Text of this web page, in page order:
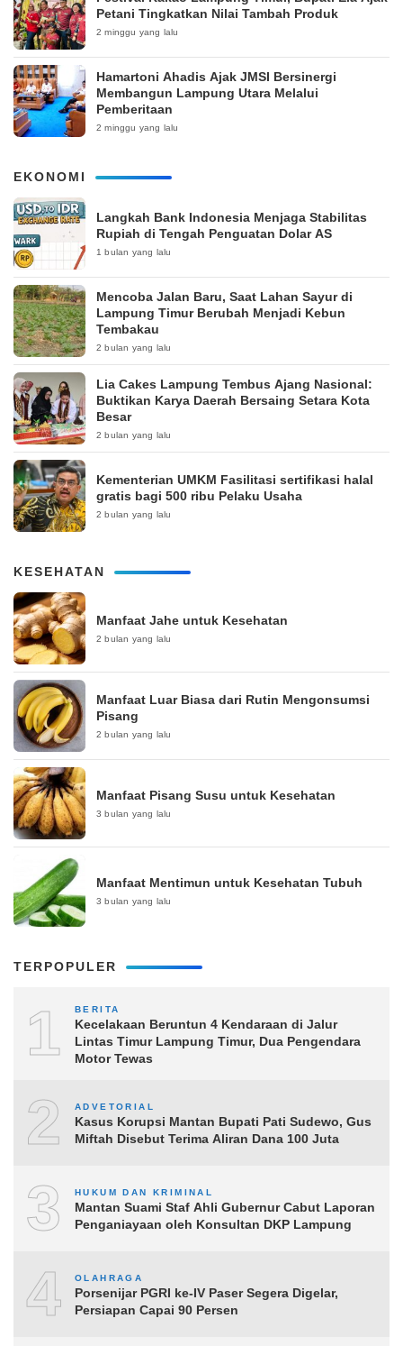
Petani Tingkatkan Nilai Tambah Produk
2 minggu yang lalu
Hamartoni Ahadis Ajak JMSI Bersinergi
Membangun Lampung Utara Melalui
Pemberitaan
2 minggu yang lalu
EKONOMI
Langkah Bank Indonesia Menjaga Stabilitas
Rupiah di Tengah Penguatan Dolar AS
1 bulan yang lalu
Mencoba Jalan Baru, Saat Lahan Sayur di
Lampung Timur Berubah Menjadi Kebun
Tembakau
2 bulan yang lalu
Lia Cakes Lampung Tembus Ajang Nasional:
Buktikan Karya Daerah Bersaing Setara Kota
Besar
2 bulan yang lalu
Kementerian UMKM Fasilitasi sertifikasi halal
gratis bagi 500 ribu Pelaku Usaha
2 bulan yang lalu
KESEHATAN
Manfaat Jahe untuk Kesehatan
2 bulan yang lalu
Manfaat Luar Biasa dari Rutin Mengonsumsi
Pisang
2 bulan yang lalu
Manfaat Pisang Susu untuk Kesehatan
3 bulan yang lalu
Manfaat Mentimun untuk Kesehatan Tubuh
3 bulan yang lalu
TERPOPULER
1 BERITA
Kecelakaan Beruntun 4 Kendaraan di Jalur
Lintas Timur Lampung Timur, Dua Pengendara
Motor Tewas
2 ADVETORIAL
Kasus Korupsi Mantan Bupati Pati Sudewo, Gus
Miftah Disebut Terima Aliran Dana 100 Juta
3 HUKUM DAN KRIMINAL
Mantan Suami Staf Ahli Gubernur Cabut Laporan
Penganiayaan oleh Konsultan DKP Lampung
4 OLAHRAGA
Porsenijar PGRI ke-IV Paser Segera Digelar,
Persiapan Capai 90 Persen